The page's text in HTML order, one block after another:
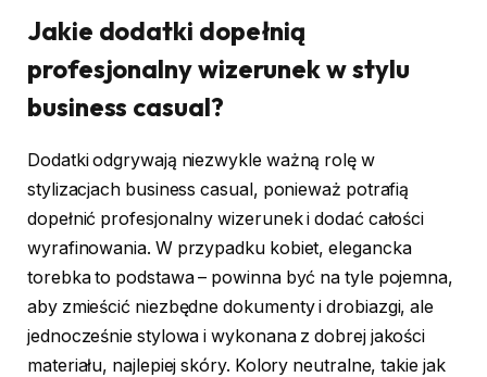
Jakie dodatki dopełnią
profesjonalny wizerunek w stylu
business casual?
Dodatki odgrywają niezwykle ważną rolę w
stylizacjach business casual, ponieważ potrafią
dopełnić profesjonalny wizerunek i dodać całości
wyrafinowania. W przypadku kobiet, elegancka
torebka to podstawa – powinna być na tyle pojemna,
aby zmieścić niezbędne dokumenty i drobiazgi, ale
jednocześnie stylowa i wykonana z dobrej jakości
materiału, najlepiej skóry. Kolory neutralne, takie jak